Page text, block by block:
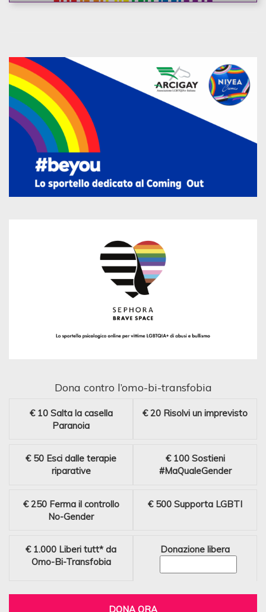
Dona contro l’omo-bi-transfobia
€ 10 Salta la casella
Paranoia
€ 20 Risolvi un imprevisto
€ 50 Esci dalle terapie
riparative
€ 100 Sostieni
#MaQualeGender
€ 250 Ferma il controllo
No-Gender
€ 500 Supporta LGBTI
€ 1.000 Liberi tutt* da
Omo-Bi-Transfobia
Donazione libera
DONA ORA